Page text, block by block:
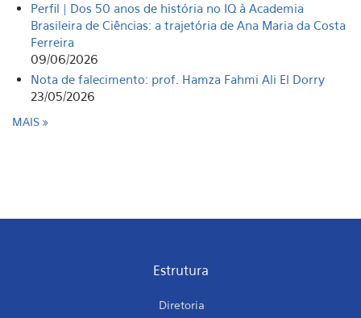
Perfil | Dos 50 anos de história no IQ à Academia
Brasileira de Ciências: a trajetória de Ana Maria da Costa
Ferreira
09/06/2026
Nota de falecimento: prof. Hamza Fahmi Ali El Dorry
23/05/2026
MAIS
Estrutura
Diretoria